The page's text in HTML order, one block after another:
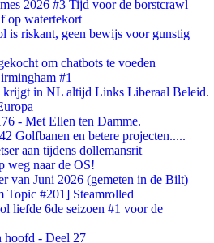
2026 #3 Tijd voor de borstcrawl
op watertekort
is riskant, geen bewijs voor gunstig
om chatbots te voeden
#1
krijgt in NL altijd Links Liberaal Beleid.
- Met Ellen ten Damme.
Golfbanen en betere projecten.....
aan tijdens dollemansrit
weg naar de OS!
van Juni 2026 (gemeten in de Bilt)
Topic #201] Steamrolled
liefde 6de seizoen #1 voor de
hoofd - Deel 27